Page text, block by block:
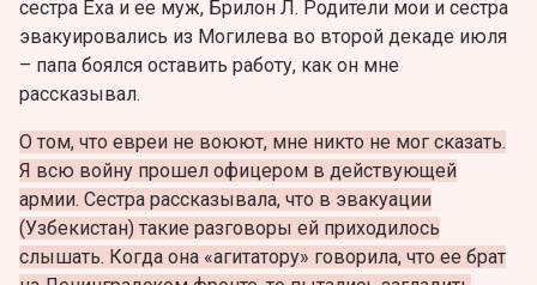
сестра Ёха и ее муж, Брилон Л. Родители мои и сестра
эвакуировались из Могилева во второй декаде июля
– папа боялся оставить работу, как он мне
рассказывал.
О том, что евреи не воюют, мне никто не мог сказать.
Я всю войну прошел офицером в действующей
армии. Сестра рассказывала, что в эвакуации
(Узбекистан) такие разговоры ей приходилось
слышать. Когда она «агитатору» говорила, что ее брат